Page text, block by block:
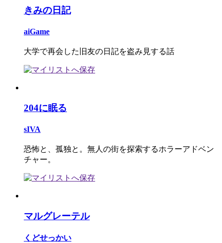
きみの日記
aiGame
大学で再会した旧友の日記を盗み見する話
204に眠る
sIVA
恐怖と、孤独と。無人の街を探索するホラーアドベン
チャー。
マルグレーテル
くどせっかい